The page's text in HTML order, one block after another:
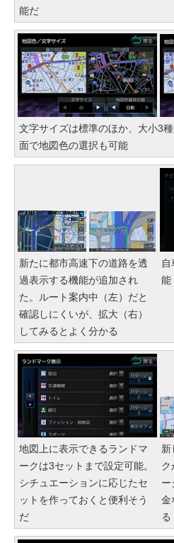
能だ
文字サイズは標準のほか、大小3
面で地図色の選択も可能
新たに都市高速下の道路を透
過表示する機能が追加され
た。ルート案内中（左）だと
確認しにくいが、拡大（右）
してみるとよく分かる
能
地図上に表示できるランドマ
ークは3セットまで設定可能。
シチュエーションに応じたセ
ットを作っておくと便利そう
だ
新
ク
ー
金
る